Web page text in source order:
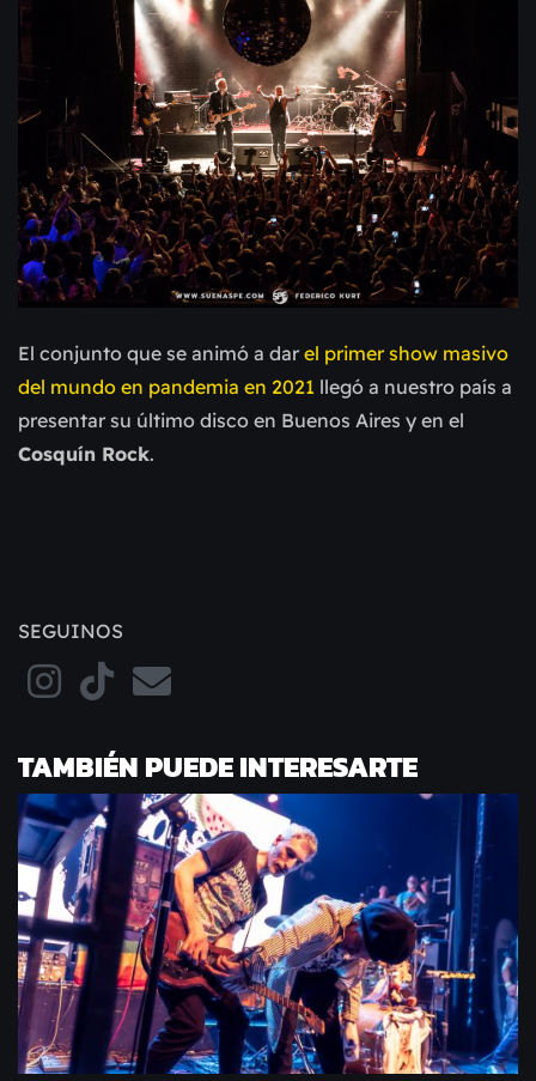
El conjunto que se animó a dar el primer show masivo
del mundo en pandemia en 2021 llegó a nuestro país a
presentar su último disco en Buenos Aires y en el
Cosquín Rock.
SEGUINOS
TAMBIÉN PUEDE INTERESARTE